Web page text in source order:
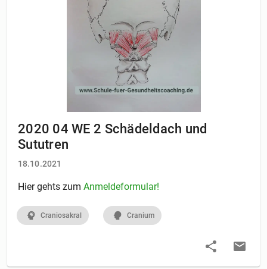
2020 04 WE 2 Schädeldach und
Sututren
18.10.2021
Hier gehts zum Anmeldeformular!
Craniosakral Cranium